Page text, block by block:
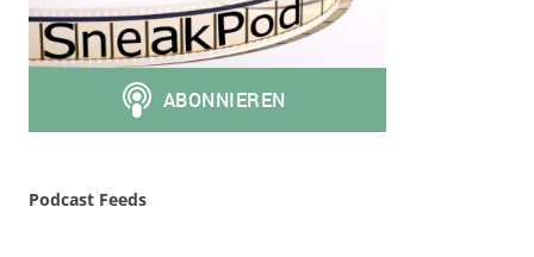
Podcast Feeds